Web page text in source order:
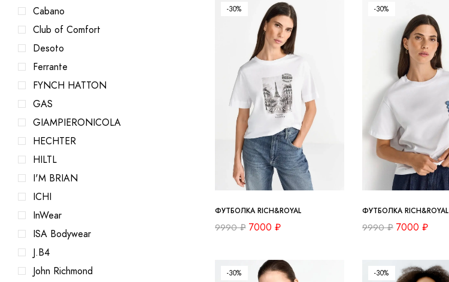
Cabano
Club of Comfort
Desoto
Ferrante
FYNCH HATTON
GAS
GIAMPIERONICOLA
HECHTER
HILTL
I'M BRIAN
ICHI
InWear
ISA Bodywear
J.B4
John Richmond
-30%
ФУТБОЛКА RICH&ROYAL
9990₽ 7000 ₽
-30%
ФУТБОЛКА RICH&ROYAL
9990₽ 7000 ₽
-30% -30%